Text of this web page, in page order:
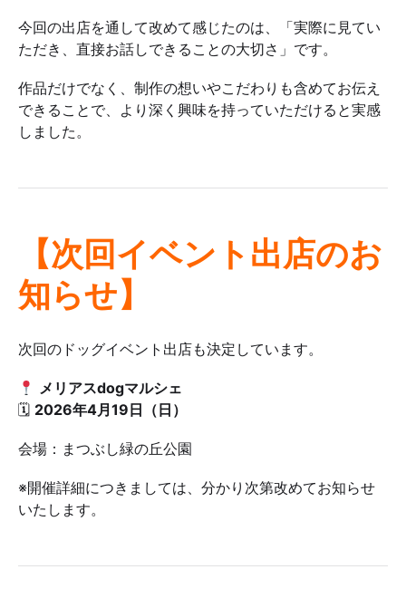
今回の出店を通して改めて感じたのは、「実際に見てい
ただき、直接お話しできることの大切さ」です。
作品だけでなく、制作の想いやこだわりも含めてお伝え
できることで、より深く興味を持っていただけると実感
しました。
【次回イベント出店のお
知らせ】
次回のドッグイベント出店も決定しています。
メリアスdogマルシェ
🗓 2026年4月19日（日）
会場：まつぶし緑の丘公園
※開催詳細につきましては、分かり次第改めてお知らせ
いたします。